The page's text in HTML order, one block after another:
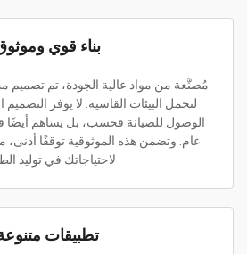
بناء قوي
مُصنَّعة من مواد عالية الجودة، تم تصميم
لتحمل البيئات القاسية. لا يوفر التصميم
الوصول للصيانة فحسب، بل يساهم أيضًا
عام. وتضمن هذه الموثوقية توقفًا أدنى،
لاحتياجاتك في توليد
تطبيقات